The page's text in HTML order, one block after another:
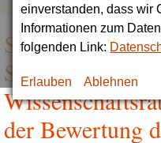
einverstanden, dass wir
Informationen zum
folgenden Link:
Erlauben Ablehnen
Stellungnahme
der Bewertung